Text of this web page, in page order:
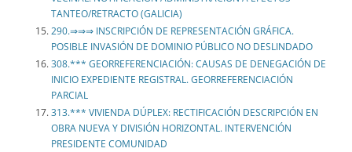
TANTEO/RETRACTO (GALICIA)
290.⇒⇒⇒ INSCRIPCIÓN DE REPRESENTACIÓN GRÁFICA.
POSIBLE INVASIÓN DE DOMINIO PÚBLICO NO DESLINDADO
308.*** GEORREFERENCIACIÓN: CAUSAS DE DENEGACIÓN DE
INICIO EXPEDIENTE REGISTRAL. GEORREFERENCIACIÓN
PARCIAL
313.*** VIVIENDA DÚPLEX: RECTIFICACIÓN DESCRIPCIÓN EN
OBRA NUEVA Y DIVISIÓN HORIZONTAL. INTERVENCIÓN
PRESIDENTE COMUNIDAD